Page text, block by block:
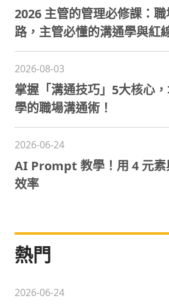
2026 主管的管理必修課：
路，主管必懂的溝通學與紅
2026-08-03
掌握「溝通技巧」5大核心
學的職場溝通術！
2026-06-24
AI Prompt 教學！用 4 元素
效率
熱門
2026-06-24